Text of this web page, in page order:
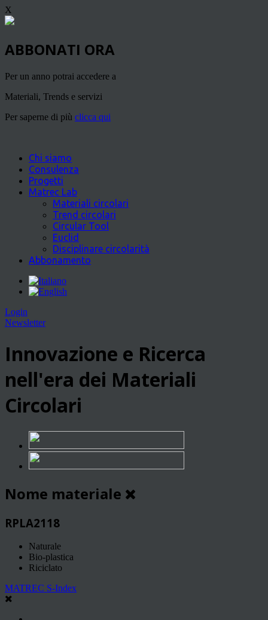
X
ABBONATI ORA
Per un anno potrai accedere a
Materiali, Trends e servizi
Per saperne di più clicca qui
Chi siamo
Consulenza
Progetti
Matrec Lab
Materiali circolari
Trend circolari
Circular Tool
Euclid
Disciplinare circolarità
Abbonamento
Login
Newsletter
Innovazione e Ricerca
nell'era dei Materiali
Circolari
Nome materiale
RPLA2118
Naturale
Bio-plastica
Riciclato
MATREC S-Index